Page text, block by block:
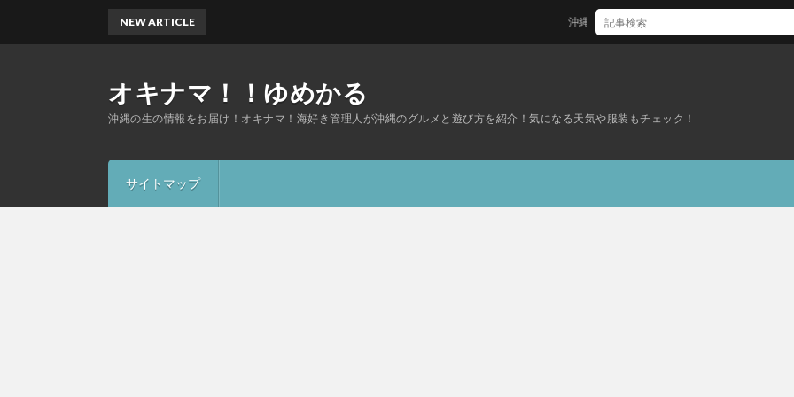
オキナマ！！ゆめかる
沖縄の生の情報をお届け！オキナマ！海好き管理人が沖縄のグルメと遊び方を紹介！気になる天気や服装もチェック！
サイトマップ
NEW ARTICLE 沖縄で安心のお墓掃除代行サービスを！5000円で心を込めたお